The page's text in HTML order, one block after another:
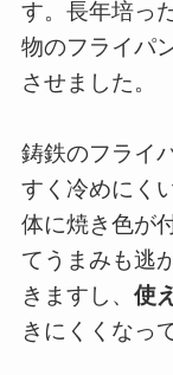
す。長年培っ
物のフライパ
させました。
鋳鉄のフライ
すく冷めにく
体に焼き色が
てうまみも逃
きますし、 使
きにくくなっ